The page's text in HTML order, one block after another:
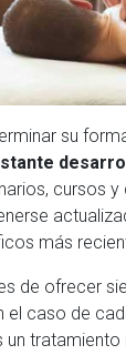
su
cursos
más
de ofrecer
el caso de
un